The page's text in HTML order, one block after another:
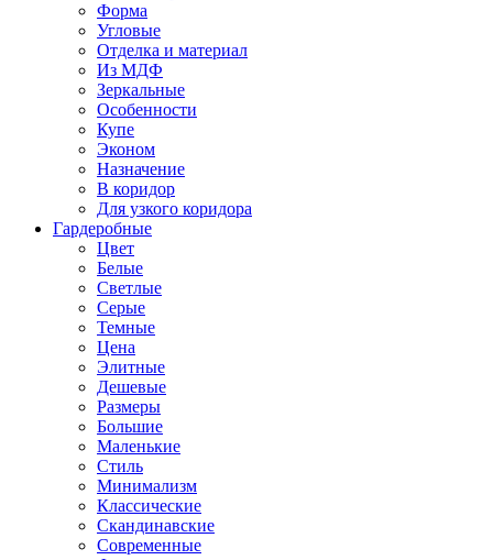
Форма
Угловые
Отделка и материал
Из МДФ
Зеркальные
Особенности
Купе
Эконом
Назначение
В коридор
Для узкого коридора
Гардеробные
Цвет
Белые
Светлые
Серые
Темные
Цена
Элитные
Дешевые
Размеры
Большие
Маленькие
Стиль
Минимализм
Классические
Скандинавские
Современные